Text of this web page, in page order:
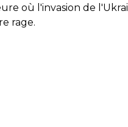
où l'invasion de
rage.